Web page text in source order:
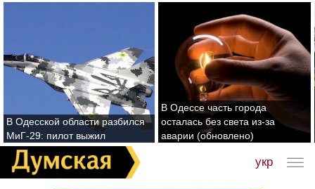
В Одесской области разбился
МиГ-29: пилот выжил
В Одессе часть города
осталась без света из-за
аварии (обновлено)
укр